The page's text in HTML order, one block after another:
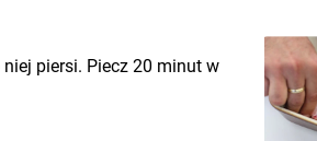
niej piersi. Piecz 20 minut w